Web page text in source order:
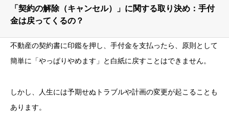
「契約の解除（キャンセル）」に関する取り決め：手付
金は戻ってくるの？
不動産の契約書に印鑑を押し、手付金を支払ったら、原則として
簡単に「やっぱりやめます」と白紙に戻すことはできません。
しかし、人生には予期せぬトラブルや計画の変更が起こることも
あります。